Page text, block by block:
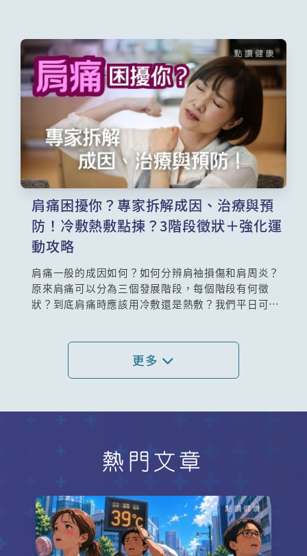
物理治療師吳睿勤為大家解開種種運動創傷的迷思。
肩痛困擾你？專家拆解成因、治療與預
防！冷敷熱敷點揀？3階段徵狀＋強化運
動攻略
肩痛一般的成因如何？如何分辨肩袖損傷和肩周炎？
原來肩痛可以分為三個發展階段，每個階段有何徵
狀？到底肩痛時應該用冷敷還是熱敷？我們平日可以
更多
熱門文章